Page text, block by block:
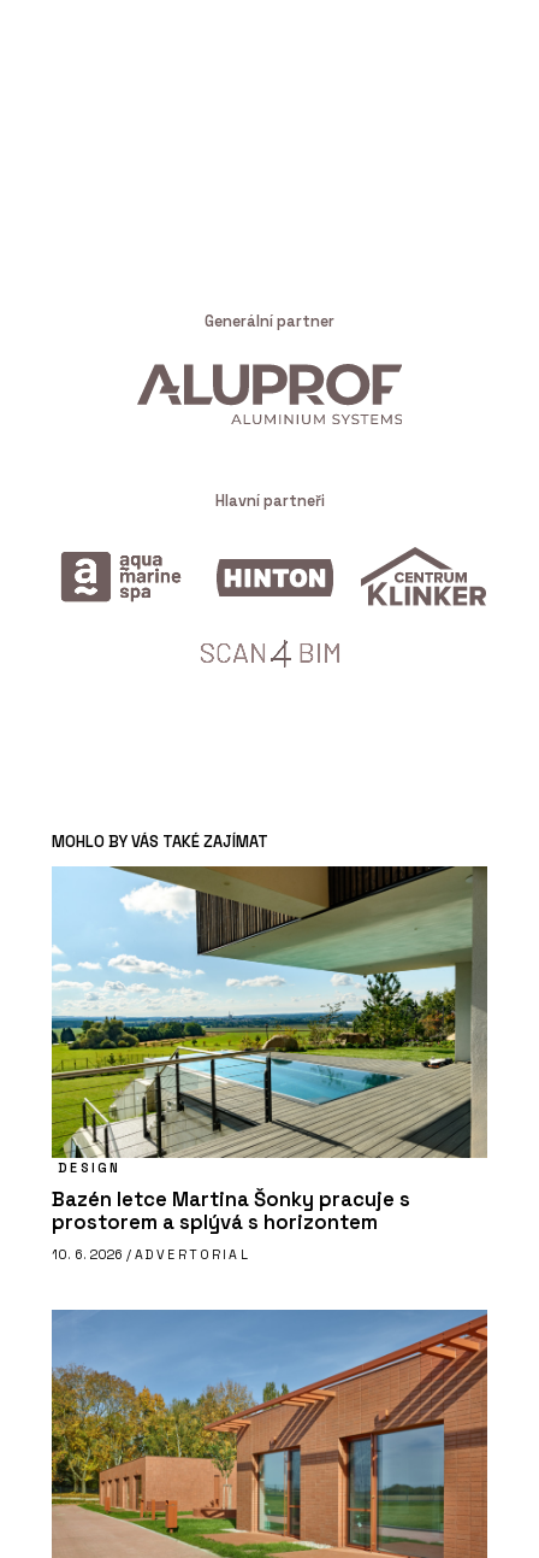
Generální partner
Hlavní partneři
MOHLO BY VÁS TAKÉ ZAJÍMAT
DESIGN
Bazén letce Martina Šonky pracuje s
prostorem a splývá s horizontem
10. 6. 2026 / ADVERTORIAL